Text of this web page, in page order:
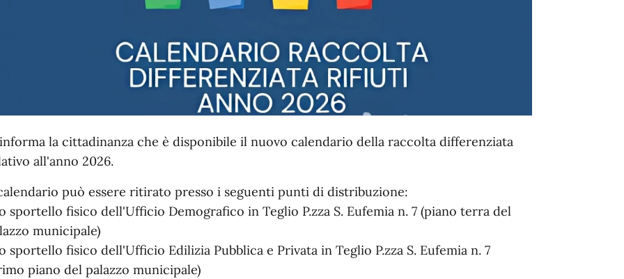
la cittadinanza che è disponibile il nuovo calendario della raccolta differenziata
all'anno 2026.
può essere ritirato presso i seguenti punti di distribuzione:
sportello fisico dell'Ufficio Demografico in Teglio P.zza S. Eufemia n. 7 (piano terra del
municipale)
sportello fisico dell'Ufficio Edilizia Pubblica e Privata in Teglio P.zza S. Eufemia n. 7
piano del palazzo municipale)